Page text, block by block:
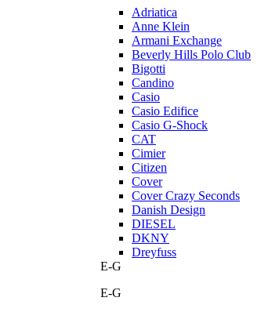
Adriatica
Anne Klein
Armani Exchange
Beverly Hills Polo Club
Bigotti
Candino
Casio
Casio Edifice
Casio G-Shock
CAT
Cimier
Citizen
Cover
Cover Crazy Seconds
Danish Design
DIESEL
DKNY
Dreyfuss
E-G
E-G